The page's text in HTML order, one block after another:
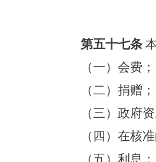
第五十七条
（一）会费；
（二）捐赠；
（三）政府
（四）在核
（五）利息；